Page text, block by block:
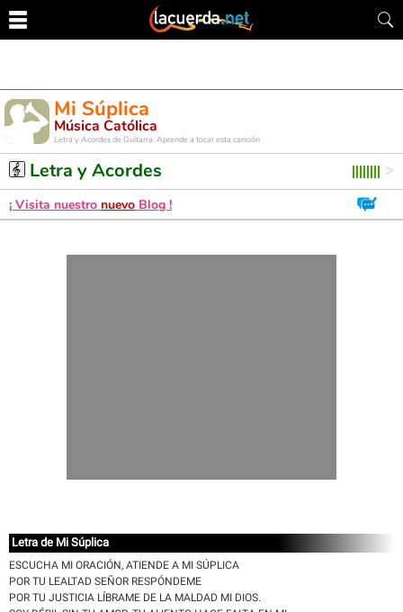
Mi Súplica
Música Católica
Letra y Acordes de Guitarra. Aprende a tocar esta canción
Letra y Acordes
¡ Visita nuestro nuevo Blog !
Letra de Mi Súplica
ESCUCHA MI ORACIÓN, ATIENDE A MI SÚPLICA
POR TU LEALTAD SEÑOR RESPÓNDEME
POR TU JUSTICIA LÍBRAME DE LA MALDAD MI DIOS.